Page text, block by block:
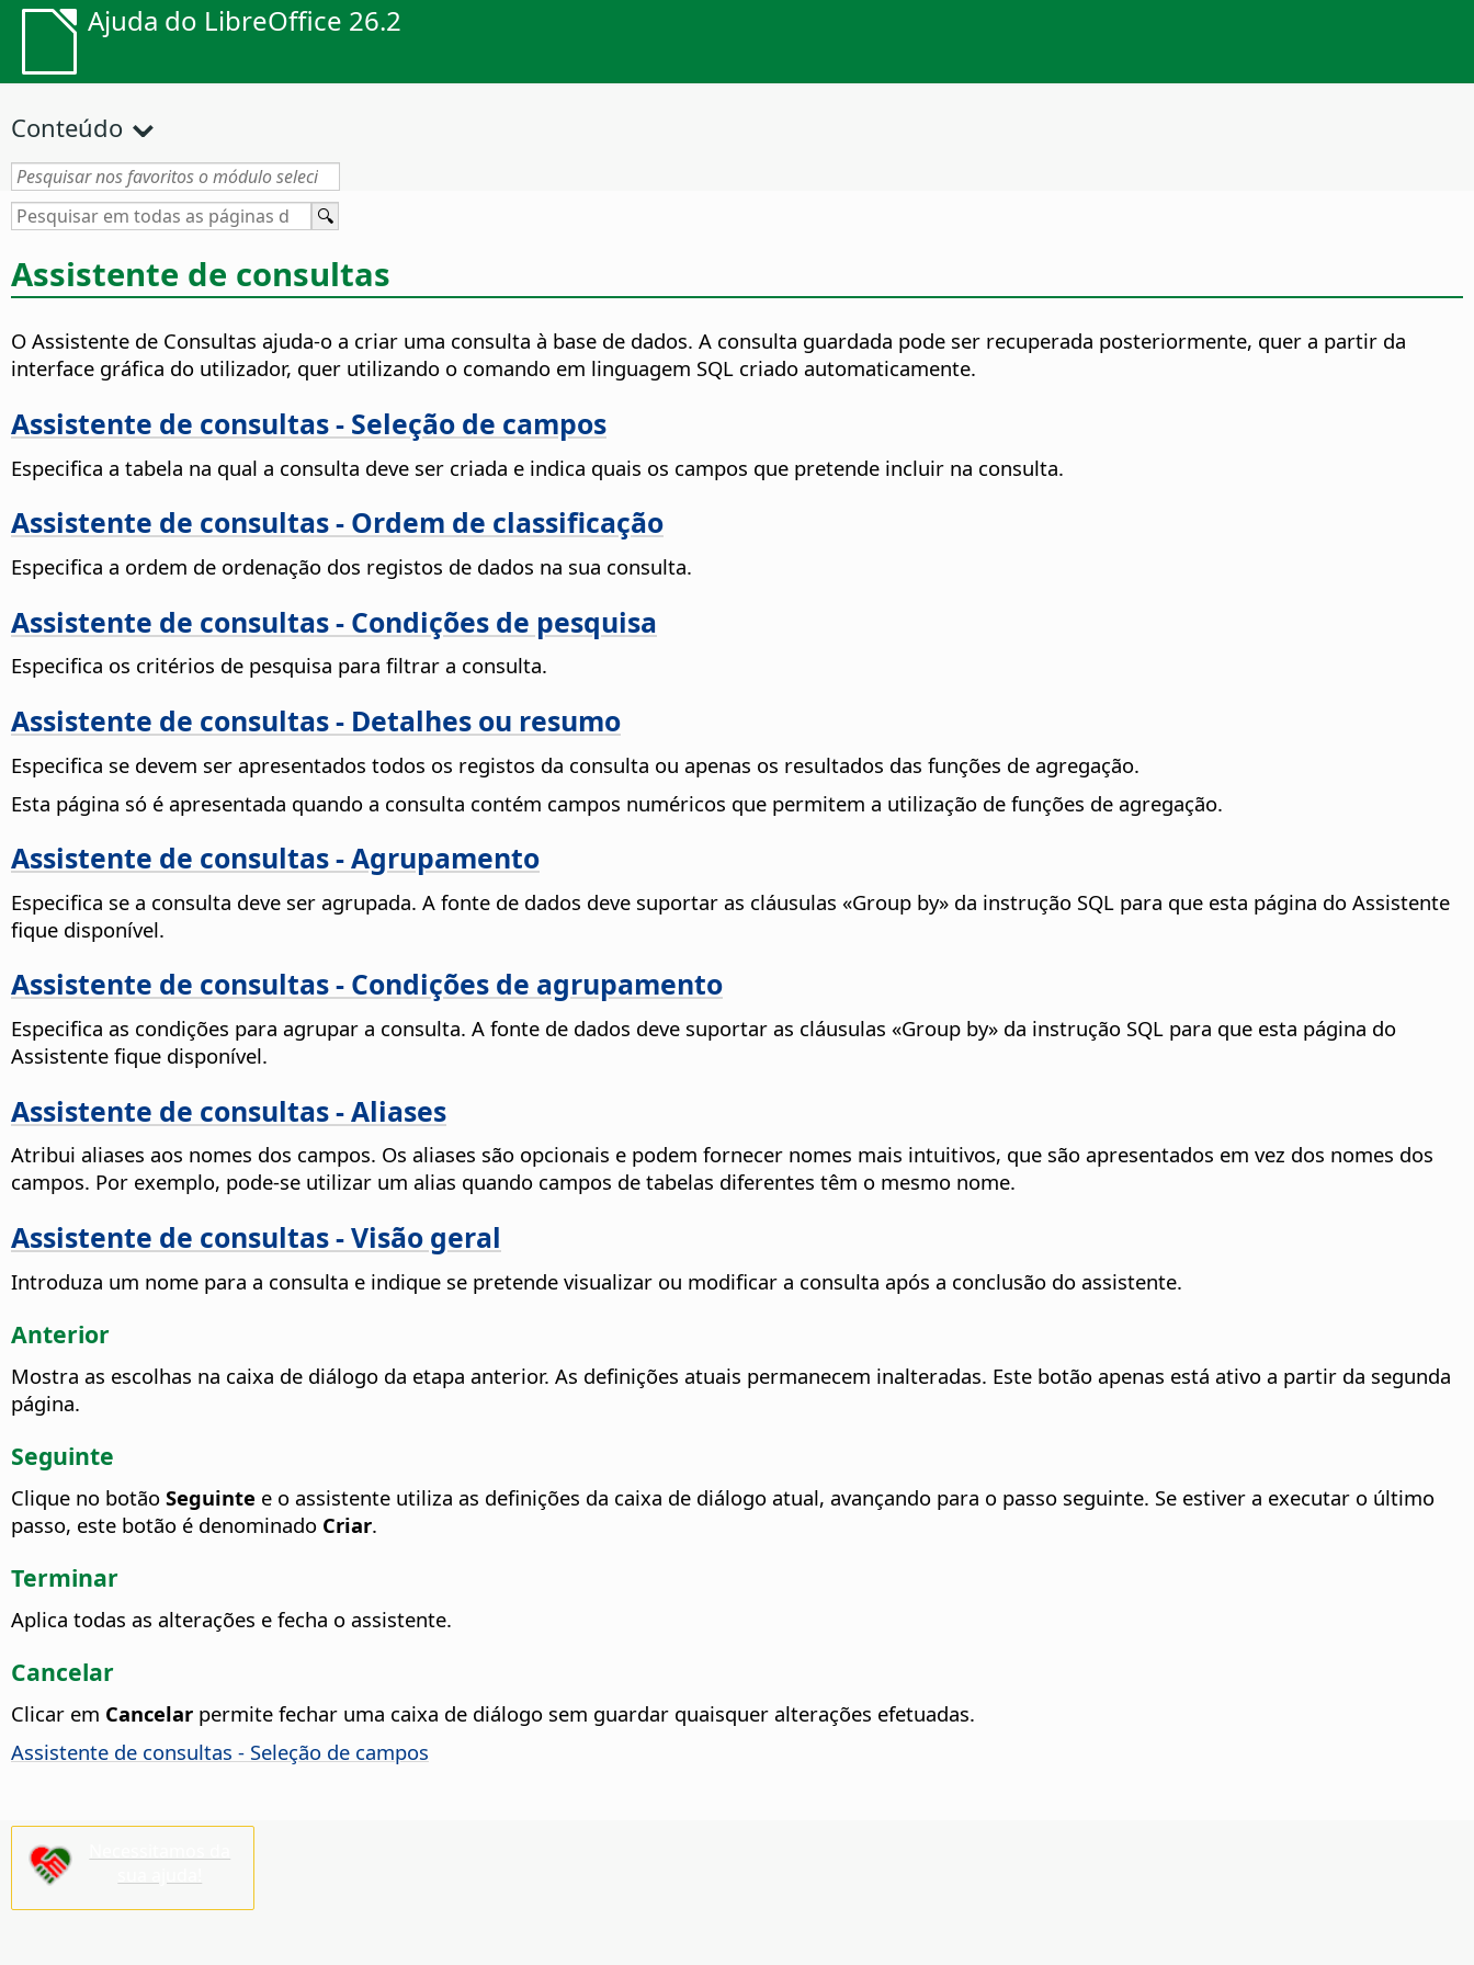
Ajuda do LibreOffice 26.2
Conteúdo
Assistente de consultas
O Assistente de Consultas ajuda-o a criar uma consulta à base de dados. A consulta guardada pode ser recuperada posteriormente, quer a partir da
interface gráfica do utilizador, quer utilizando o comando em linguagem SQL criado automaticamente.
Assistente de consultas - Seleção de campos
Especifica a tabela na qual a consulta deve ser criada e indica quais os campos que pretende incluir na consulta.
Assistente de consultas - Ordem de classificação
Especifica a ordem de ordenação dos registos de dados na sua consulta.
Assistente de consultas - Condições de pesquisa
Especifica os critérios de pesquisa para filtrar a consulta.
Assistente de consultas - Detalhes ou resumo
Especifica se devem ser apresentados todos os registos da consulta ou apenas os resultados das funções de agregação.
Esta página só é apresentada quando a consulta contém campos numéricos que permitem a utilização de funções de agregação.
Assistente de consultas - Agrupamento
Especifica se a consulta deve ser agrupada. A fonte de dados deve suportar as cláusulas «Group by» da instrução SQL para que esta página do Assistente
fique disponível.
Assistente de consultas - Condições de agrupamento
Especifica as condições para agrupar a consulta. A fonte de dados deve suportar as cláusulas «Group by» da instrução SQL para que esta página do
Assistente fique disponível.
Assistente de consultas - Aliases
Atribui aliases aos nomes dos campos. Os aliases são opcionais e podem fornecer nomes mais intuitivos, que são apresentados em vez dos nomes dos
campos. Por exemplo, pode-se utilizar um alias quando campos de tabelas diferentes têm o mesmo nome.
Assistente de consultas - Visão geral
Introduza um nome para a consulta e indique se pretende visualizar ou modificar a consulta após a conclusão do assistente.
Anterior
Mostra as escolhas na caixa de diálogo da etapa anterior. As definições atuais permanecem inalteradas. Este botão apenas está ativo a partir da segunda
página.
Seguinte
Clique no botão Seguinte e o assistente utiliza as definições da caixa de diálogo atual, avançando para o passo seguinte. Se estiver a executar o último
passo, este botão é denominado Criar.
Terminar
Aplica todas as alterações e fecha o assistente.
Cancelar
Clicar em Cancelar permite fechar uma caixa de diálogo sem guardar quaisquer alterações efetuadas.
Assistente de consultas - Seleção de campos